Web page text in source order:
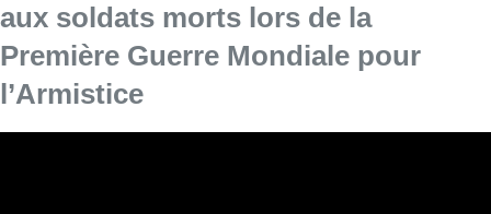
aux soldats morts lors de la
Première Guerre Mondiale pour
l’Armistice